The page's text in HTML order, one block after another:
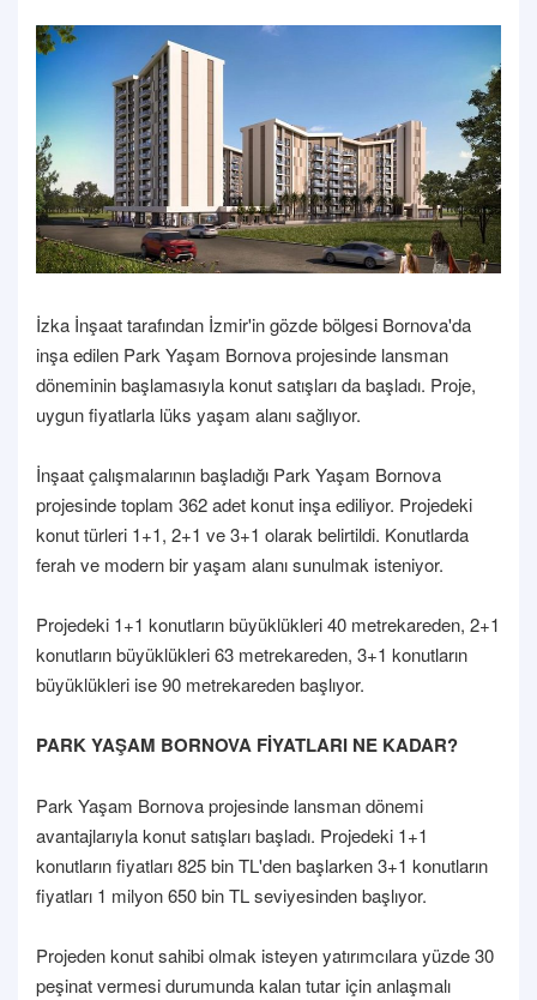
İzka İnşaat tarafından İzmir'in gözde bölgesi Bornova'da
inşa edilen Park Yaşam Bornova projesinde lansman
döneminin başlamasıyla konut satışları da başladı. Proje,
uygun fiyatlarla lüks yaşam alanı sağlıyor.
İnşaat çalışmalarının başladığı Park Yaşam Bornova
projesinde toplam 362 adet konut inşa ediliyor. Projedeki
konut türleri 1+1, 2+1 ve 3+1 olarak belirtildi. Konutlarda
ferah ve modern bir yaşam alanı sunulmak isteniyor.
Projedeki 1+1 konutların büyüklükleri 40 metrekareden, 2+1
konutların büyüklükleri 63 metrekareden, 3+1 konutların
büyüklükleri ise 90 metrekareden başlıyor.
PARK YAŞAM BORNOVA FİYATLARI NE KADAR?
Park Yaşam Bornova projesinde lansman dönemi
avantajlarıyla konut satışları başladı. Projedeki 1+1
konutların fiyatları 825 bin TL'den başlarken 3+1 konutların
fiyatları 1 milyon 650 bin TL seviyesinden başlıyor.
Projeden konut sahibi olmak isteyen yatırımcılara yüzde 30
peşinat vermesi durumunda kalan tutar için anlaşmalı